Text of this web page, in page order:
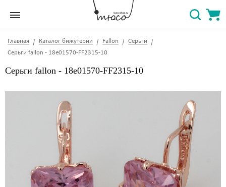
Главная Каталог бижутерии Fallon
Серьги
Серьги fallon - 18e01570-FF2315-10
Серьги fallon - 18e01570-FF2315-10